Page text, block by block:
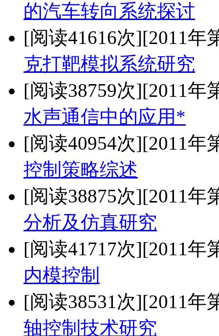
的汽车转向系统探讨
[阅读41616次][2011年
克打靶模拟系统研究
[阅读38759次][2011年
水声通信中的应用*
[阅读40954次][2011年
控制策略综述
[阅读38875次][2011年
分析及仿真研究
[阅读41717次][2011年
内模控制
[阅读38531次][2011年
轴控制技术研究